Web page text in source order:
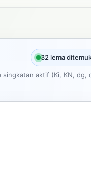
Jawa
32 lema
singkatan aktif (Ki, KN, dg,